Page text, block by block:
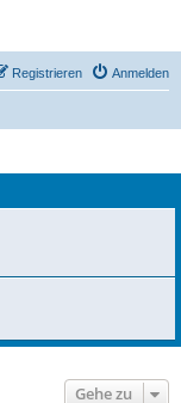
Anmelden
Registrieren
Gehe zu